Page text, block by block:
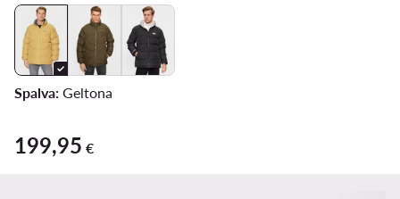
Spalva: Geltona
199,95 €
199,95 €